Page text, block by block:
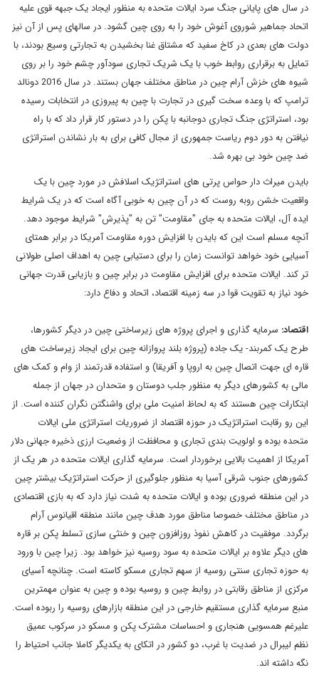
در سال های پایانی جنگ سرد ایالات متحده به منظور ایجاد یک جبهه قوی علیه
اتحاد جماهیر شوروی آغوش خود را به روی چین گشود. در سالهای پس از آن نیز
دولت های بعدی در کاخ سفید که مشتاق غنا بخشیدن به تجارتی وسیع بودند، با
تمایل به برقراری روابط خوب با یک شریک تجاری سودآور چشم خود را بر روی
شیوه های خزش آرام چین در مناطق مختلف جهان بستند. در سال 2016 دونالد
ترامپ که با وعده سخت گیری در تجارت با چین به پیروزی در انتخابات رسیده
بود، استراتژی جنگ تجاری دوجانبه با پکن را در دستور کار قرار داد که با راه
نیافتن به دور دوم ریاست جمهوری از مجال کافی برای به بار نشاندن استراتژی
ضد چین خود بی بهره شد.
بایدن میراث دار حواس پرتی های استراتژیک اسلافش در مورد چین با یک
واقعیت خشن روبه روست که در آن چین به خوبی آگاه است که در یک شرایط
ایده آل، ایالات متحده به جای "مقاومت" تن به "پذیرش" شرایط موجود دهد.
آنچه مسلم است این که بایدن با افزایش دوره مقاومت آمریکا در برابر همتای
آسیایی خود خواهد توانست زمان را برای دستیابی چین به اهداف اصلی طولانی
تر کند. ایالات متحده برای افزایش مقاومت در برابر چین و بازیابی قدرت جهانی
خود نیاز به تقویت قوا در سه زمینه اقتصاد، اتحاد و دفاع دارد:
اقتصاد: سرمایه گذاری و اجرای پروژه های زیرساختی چین در دیگر کشورها،
طرح یک کمربند- یک جاده (پروژه بلند پروازانه چین برای ایجاد زیرساخت های
قاره ای جهت اتصال چین به اروپا و آفریقا) و استفاده قدرتمند از وام و کمک های
مالی به کشورهای دیگر به منظور جلب دوستان و متحدان در جهان از جمله
ابتکارات چین هستند که به لحاظ امنیت ملی برای واشنگتن نگران کننده است. از
این رو رقابت استراتژیک در حوزه اقتصاد از ضروریات استراتژی ملی ایالات
متحده بوده و اولویت بندی تجاری و محافظت از وضعیت ارزی ذخیره جهانی دلار
آمریکا از اهمیت بالایی برخوردار است. سرمایه گذاری ایالات متحده در هر یک از
کشورهای جنوب شرقی آسیا به منظور جلوگیری از حرکت استراتژیک بیشتر چین
در این منطقه ضروری بوده و ایالات متحده به شدت نیاز دارد که به بازی اقتصادی
در مناطق مختلف خصوصا مناطق مورد هدف چین مانند منطقه اقیانوس آرام
برگردد. موفقیت در کاهش نفوذ روزافزون چین و خنثی سازی تسلط پکن بر قاره
های دیگر علاوه بر ایالات متحده به سود روسیه نیز خواهد بود. زیرا چین با ورود
به حوزه تجاری سنتی روسیه از سهم تجاری مسکو کاسته است. چنانچه آسیای
مرکزی از مناطق رقابتی در روابط چین و روسیه بوده و چین به عنوان مهمترین
منبع سرمایه گذاری مستقیم خارجی در این منطقه بازارهای روسیه را ربوده است.
علیرغم همسویی هنجاری و احساسات مشترک پکن و مسکو در سرکوب عمیق
نظم لیبرال در ضدیت با غرب، دو کشور در اتکای به یکدیگر کاملا جانب احتیاط را
نگه داشته اند.